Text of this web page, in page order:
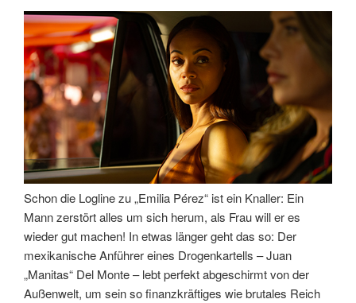
Schon die Logline zu „Emilia Pérez“ ist ein Knaller: Ein
Mann zerstört alles um sich herum, als Frau will er es
wieder gut machen! In etwas länger geht das so: Der
mexikanische Anführer eines Drogenkartells – Juan
„Manitas“ Del Monte – lebt perfekt abgeschirmt von der
Außenwelt, um sein so finanzkräftiges wie brutales Reich